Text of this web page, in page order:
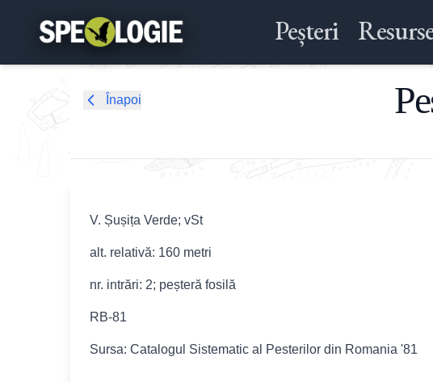
Peșteri
Înapoi
V. Șușița Verde; vSt
alt. relativă: 160 metri
nr. intrări: 2; peșteră fosilă
RB-81
Sursa: Catalogul Sistematic al Pesterilor din Romania '81